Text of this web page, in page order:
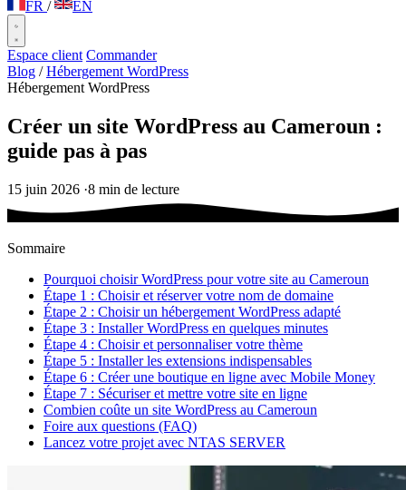
FR / EN
Espace client Commander
Blog / Hébergement WordPress
Hébergement WordPress
Créer un site WordPress au Cameroun :
guide pas à pas
15 juin 2026 ·8 min de lecture
Sommaire
Pourquoi choisir WordPress pour votre site au Cameroun
Étape 1 : Choisir et réserver votre nom de domaine
Étape 2 : Choisir un hébergement WordPress adapté
Étape 3 : Installer WordPress en quelques minutes
Étape 4 : Choisir et personnaliser votre thème
Étape 5 : Installer les extensions indispensables
Étape 6 : Créer une boutique en ligne avec Mobile Money
Étape 7 : Sécuriser et mettre votre site en ligne
Combien coûte un site WordPress au Cameroun
Foire aux questions (FAQ)
Lancez votre projet avec NTAS SERVER